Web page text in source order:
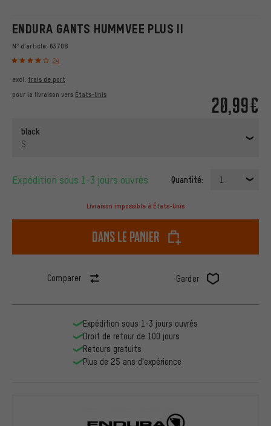
ENDURA GANTS HUMMVEE PLUS II
N° d'article: 63708
24
20,99€
excl. frais de port
pour la livraison vers États-Unis
black
S
Expédition sous 1-3 jours ouvrés Quantité: 1
Livraison impossible à États-Unis
dans le panier
Comparer Garder
Expédition sous 1-3 jours ouvrés
Droit de retour de 100 jours
Retours gratuits
Plus de 25 ans d'expérience